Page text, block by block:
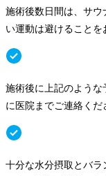
施術後数日間は、サウ
い運動は避けることを
施術後に上記のよう
に医院までご連絡くだ
十分な水分摂取とバ